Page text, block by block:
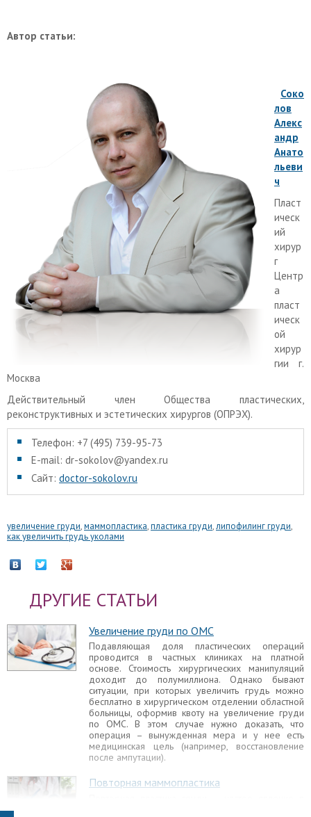
Автор статьи:
Соко
лов
Алекс
андр
Анато
льеви
ч
Пласт
ическ
ий
хирур
г
Центр
а
пласт
ическ
ой
хирур
гии г.
Москва
Действительный член Общества пластических,
реконструктивных и эстетических хирургов (ОПРЭХ).
Телефон: +7 (495) 739-95-73
E-mail: dr-sokolov@yandex.ru
Сайт: doctor-sokolov.ru
увеличение груди,маммопластика,пластика груди,липофилинг груди,
как увеличить грудь уколами
ДРУГИЕ СТАТЬИ
Увеличение груди по ОМС
Подавляющая доля пластических операций
проводится в частных клиниках на платной
основе. Стоимость хирургических манипуляций
доходит до полумиллиона. Однако бывают
ситуации, при которых увеличить грудь можно
бесплатно в хирургическом отделении областной
больницы, оформив квоту на увеличение груди
по ОМС. В этом случае нужно доказать, что
операция – вынужденная мера и у нее есть
медицинская цель (например, восстановление
после ампутации).
Повторная маммопластика